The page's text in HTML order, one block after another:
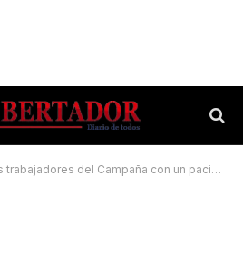
del Campaña con un paciente que cumplió años